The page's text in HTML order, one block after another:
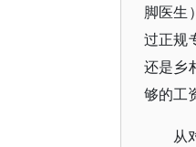
脚医生
过正规
还是乡
够的工
从